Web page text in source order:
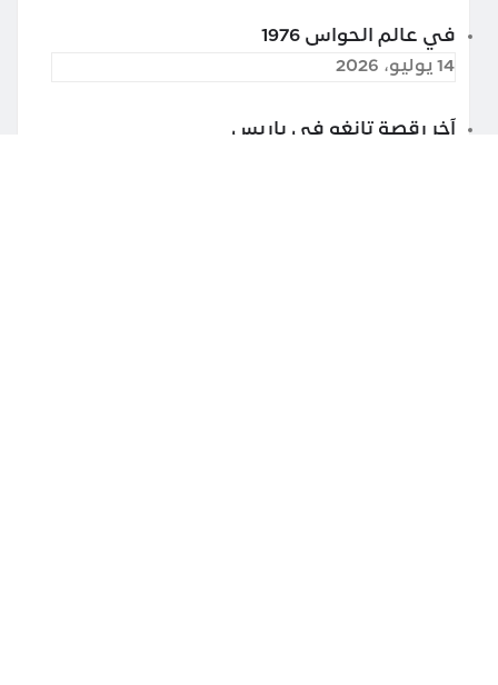
في عالم الحواس 1976
14 يوليو، 2026
آخر رقصة تانغو في باريس